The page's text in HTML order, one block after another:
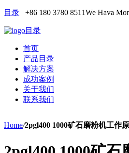
目录 +86 180 3780 8511We Hava
目录
首页
产品目录
解决方案
成功案例
关于我们
联系我们
Home/2pgl400 1000矿石磨粉机工作